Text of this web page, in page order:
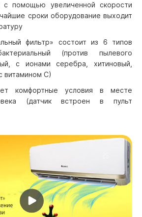
помощью увеличенной скорости
сроки оборудование выходит
фильтр» состоит из 6 типов
(против пылевого
с ионами серебра, хитиновый,
витамином С)
комфортные условия в месте
(датчик встроен в пульт